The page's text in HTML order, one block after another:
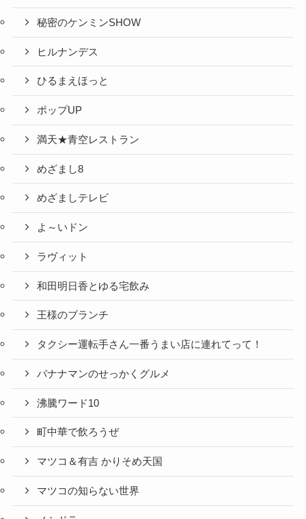
秘密のケンミンSHOW
ヒルナンデス
ひるまえほっと
ポップUP
満天★青空レストラン
めざまし8
めざましテレビ
よ～いドン
ラヴィット
和田明日香とゆる宅飲み
王様のブランチ
タクシー運転手さん一番うまい店に連れてって！
バナナマンのせっかくグルメ
沸騰ワード10
町中華で飲ろうぜ
マツコ＆有吉 かりそめ天国
マツコの知らない世界